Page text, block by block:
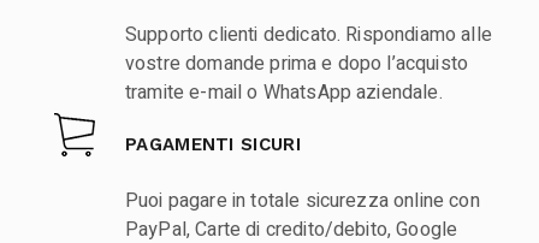
Supporto clienti dedicato. Rispondiamo alle
vostre domande prima e dopo l’acquisto
tramite e-mail o WhatsApp aziendale.
PAGAMENTI SICURI
Puoi pagare in totale sicurezza online con
PayPal, Carte di credito/debito, Google